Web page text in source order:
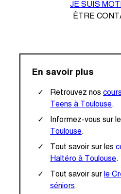
JE SUIS
ÊTRE
En savoir plus
Retrouvez nos
Teens à Toulouse.
Informez-vous sur
Toulouse.
Tout savoir sur les
Haltéro à Toulouse.
Tout savoir sur le
séniors.